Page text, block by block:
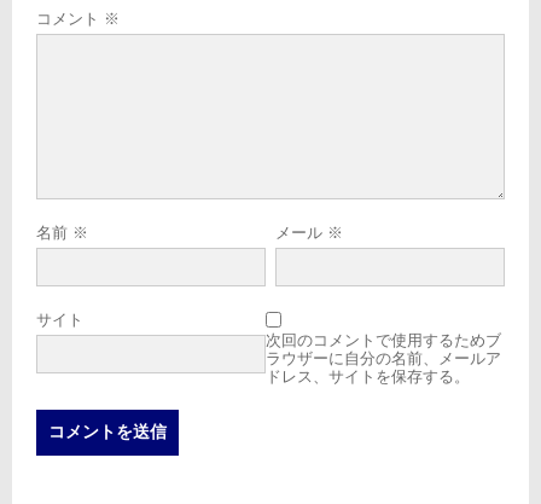
コメント ※
名前 ※ メール ※
サイト
次回のコメントで使用するためブ
ラウザーに自分の名前、メールア
ドレス、サイトを保存する。